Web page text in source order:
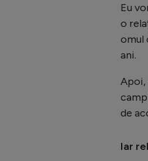
Eu
o
omul
ani.
Apoi,
de
Iar